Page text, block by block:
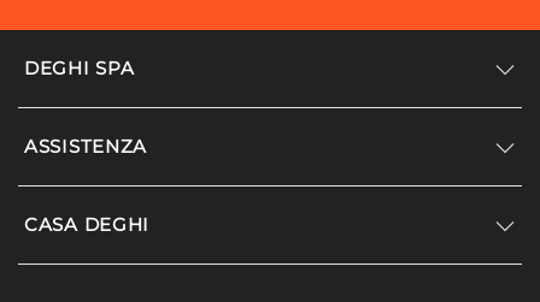
DEGHI SPA
Accedi/Registrati
ASSISTENZA
Supporto
CASA DEGHI